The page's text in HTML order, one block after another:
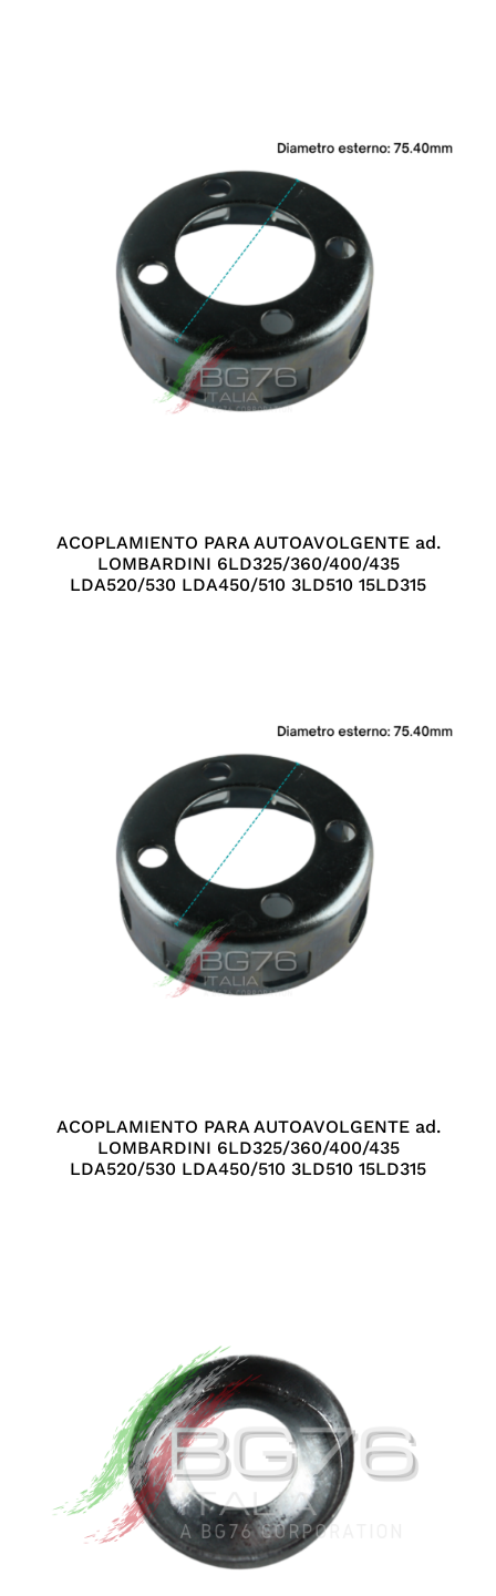
ACOPLAMIENTO PARA AUTOAVOLGENTE ad.
LOMBARDINI 6LD325/360/400/435
LDA520/530 LDA450/510 3LD510 15LD315
ACOPLAMIENTO PARA AUTOAVOLGENTE ad.
LOMBARDINI 6LD325/360/400/435
LDA520/530 LDA450/510 3LD510 15LD315